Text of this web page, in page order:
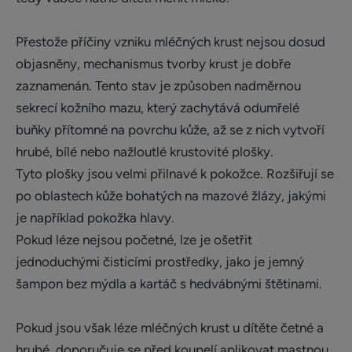
Přestože příčiny vzniku mléčných krust nejsou dosud
objasněny, mechanismus tvorby krust je dobře
zaznamenán. Tento stav je způsoben nadměrnou
sekrecí kožního mazu, který zachytává odumřelé
buňky přítomné na povrchu kůže, až se z nich vytvoří
hrubé, bílé nebo nažloutlé krustovité plošky.
Tyto plošky jsou velmi přilnavé k pokožce. Rozšiřují se
po oblastech kůže bohatých na mazové žlázy, jakými
je například pokožka hlavy.
Pokud léze nejsou početné, lze je ošetřit
jednoduchými čisticími prostředky, jako je jemný
šampon bez mýdla a kartáč s hedvábnými štětinami.
Pokud jsou však léze mléčných krust u dítěte četné a